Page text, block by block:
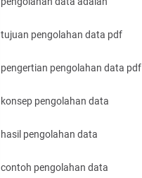
tujuan pengolahan data pdf
pengertian pengolahan data pdf
konsep pengolahan data
hasil pengolahan data
contoh pengolahan data